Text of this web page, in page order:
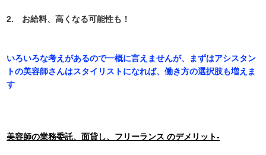
2. お給料、高くなる可能性も！
いろいろな考えがあるので一概に言えませんが、まずはアシスタン
トの美容師さんはスタイリストになれば、働き方の選択肢も増えま
す
美容師の業務委託、面貸し、フリーランス のデメリット-